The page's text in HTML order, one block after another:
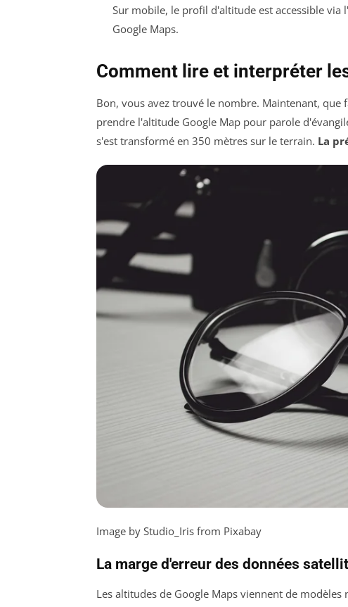
Sur mobile, le profil d'altitude est accessible via
Google Maps.
Comment lire et interpréter
Bon, vous avez trouvé le nombre. Maintenant,
prendre l'altitude Google Map pour parole
s'est transformé en 350 mètres sur le terrain. La
Image by Studio_Iris from Pixabay
La marge d'erreur des données
Les altitudes de Google Maps viennent de